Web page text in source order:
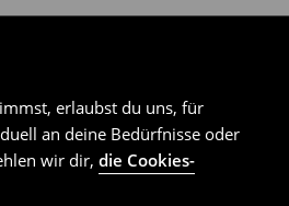
erlaubst du uns, für
an deine Bedürfnisse oder
wir dir, die Cookies-